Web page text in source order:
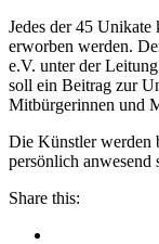
Jedes der 45
erworben werden.
e.V. unter der
soll ein Beitrag zur
Mitbürgerinnen und
Die Künstler werden
persönlich anwesend
Share this: